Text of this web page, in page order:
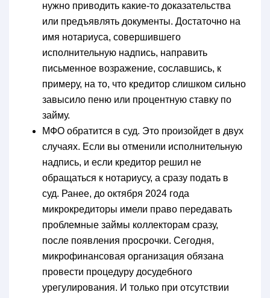
нужно приводить какие-то доказательства
или предъявлять документы. Достаточно на
имя нотариуса, совершившего
исполнительную надпись, направить
письменное возражение, сославшись, к
примеру, на то, что кредитор слишком сильно
завысило пеню или процентную ставку по
займу.
МФО обратится в суд. Это произойдет в двух
случаях. Если вы отменили исполнительную
надпись, и если кредитор решил не
обращаться к нотариусу, а сразу подать в
суд. Ранее, до октября 2024 года
микрокредиторы имели право передавать
проблемные займы коллекторам сразу,
после появления просрочки. Сегодня,
микрофинансовая организация обязана
провести процедуру досудебного
урегулирования. И только при отсутствии